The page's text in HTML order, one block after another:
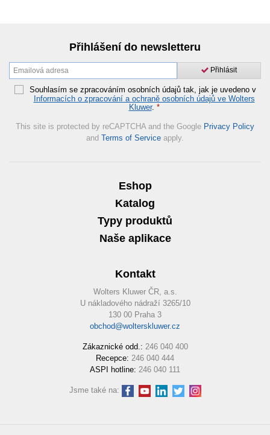
Přihlášení do newsletteru
Přihlásit
Souhlasím se zpracováním osobních údajů tak, jak je uvedeno v
Informacích o zpracování a ochraně osobních údajů ve Wolters
Kluwer. *
This site is protected by reCAPTCHA and the Google Privacy Policy
and Terms of Service apply.
Eshop
Katalog
Typy produktů
Naše aplikace
Kontakt
Wolters Kluwer ČR, a.s.
U nákladového nádraží 3265/10
130 00 Praha 3
obchod@wolterskluwer.cz
Zákaznické odd.: 246 040 400
Recepce: 246 040 444
ASPI hotline: 246 040 111
Jsme také na: